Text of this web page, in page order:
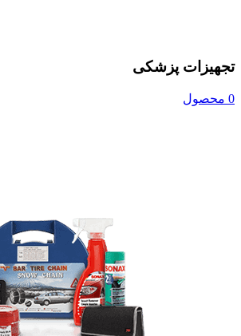
تجهیزات پزشکی
0 محصول